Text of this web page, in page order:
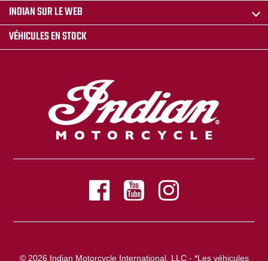
INDIAN SUR LE WEB
VÉHICULES EN STOCK
© 2026 Indian Motorcycle International, LLC - *Les véhicules